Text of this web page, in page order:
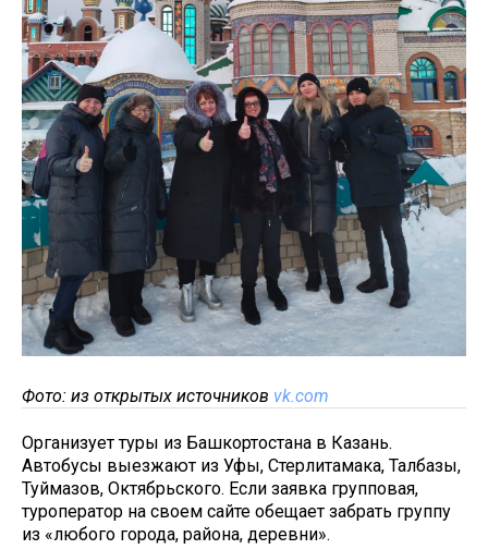
Фото: из открытых источников vk.com
Организует туры из Башкортостана в Казань.
Автобусы выезжают из Уфы, Стерлитамака, Талбазы,
Туймазов, Октябрьского. Если заявка групповая,
туроператор на своем сайте обещает забрать группу
из «любого города, района, деревни».